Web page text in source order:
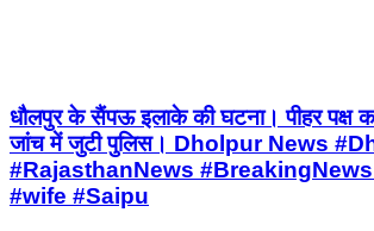
धौलपुर के सैंपऊ इलाके की घटना। पीहर पक्ष
जांच में जुटी पुलिस। Dholpur News
#RajasthanNews
#wife #Saipu